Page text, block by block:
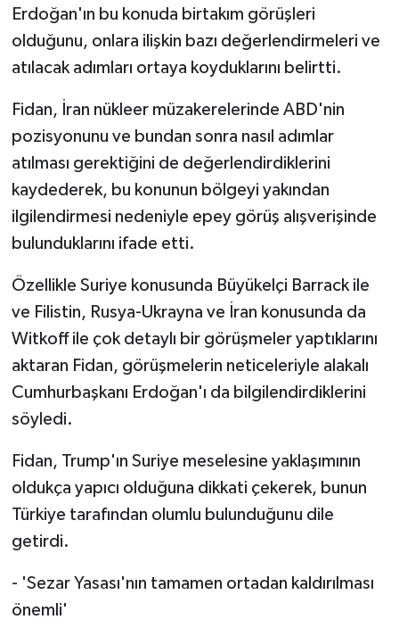
Erdoğan'ın bu konuda birtakım görüşleri
olduğunu, onlara ilişkin bazı değerlendirmeleri ve
atılacak adımları ortaya koyduklarını belirtti.
Fidan, İran nükleer müzakerelerinde ABD'nin
pozisyonunu ve bundan sonra nasıl adımlar
atılması gerektiğini de değerlendirdiklerini
kaydederek, bu konunun bölgeyi yakından
ilgilendirmesi nedeniyle epey görüş alışverişinde
bulunduklarını ifade etti.
Özellikle Suriye konusunda Büyükelçi Barrack ile
ve Filistin, Rusya-Ukrayna ve İran konusunda da
Witkoff ile çok detaylı bir görüşmeler yaptıklarını
aktaran Fidan, görüşmelerin neticeleriyle alakalı
Cumhurbaşkanı Erdoğan'ı da bilgilendirdiklerini
söyledi.
Fidan, Trump'ın Suriye meselesine yaklaşımının
oldukça yapıcı olduğuna dikkati çekerek, bunun
Türkiye tarafından olumlu bulunduğunu dile
getirdi.
- 'Sezar Yasası'nın tamamen ortadan kaldırılması
önemli'